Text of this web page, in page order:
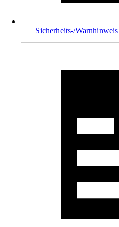
Sicherheits-/Warnhinweis